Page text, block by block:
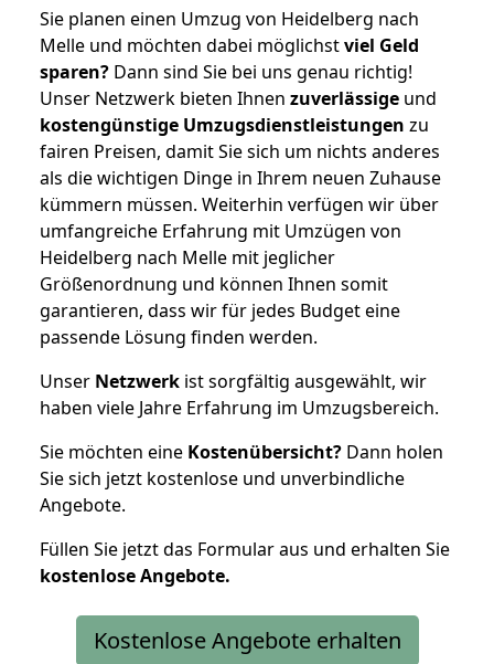
Sie planen einen Umzug von Heidelberg nach
Melle und möchten dabei möglichstviel Geld
sparen? Dann sind Sie bei uns genau richtig!
Unser Netzwerk bieten Ihnen zuverlässige und
kostengünstige Umzugsdienstleistungen zu
fairen Preisen, damit Sie sich um nichts anderes
als die wichtigen Dinge in Ihrem neuen Zuhause
kümmern müssen. Weiterhin verfügen wir über
umfangreiche Erfahrung mit Umzügen von
Heidelberg nach Melle mit jeglicher
Größenordnung und können Ihnen somit
garantieren, dass wir für jedes Budget eine
passende Lösung finden werden.
Unser Netzwerk ist sorgfältig ausgewählt, wir
haben viele Jahre Erfahrung im Umzugsbereich.
Sie möchten eine Kostenübersicht? Dann holen
Sie sich jetzt kostenlose und unverbindliche
Angebote.
Füllen Sie jetzt das Formular aus und erhalten Sie
kostenloseAngebote.
Kostenlose Angebote erhalten